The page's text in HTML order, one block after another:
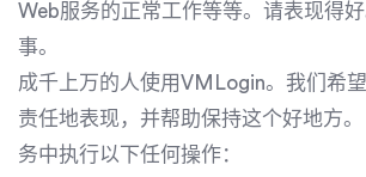
Web服务的正常工作等等。请表现得
事。
成千上万的人使用VMLogin。我们希
责任地表现，并帮助保持这个好地方
务中执行以下任何操作：